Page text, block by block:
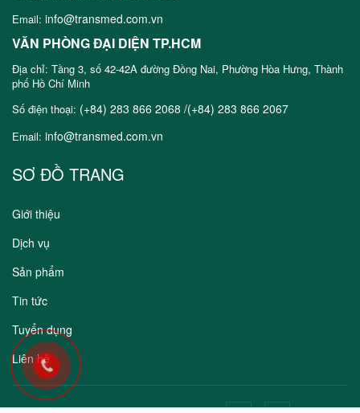
Email: info@transmed.com.vn
VĂN PHÒNG ĐẠI DIỆN TP.HCM
Địa chỉ: Tầng 3, số 42-42A đường Đồng Nai, Phường Hòa Hưng, Thành
phố Hồ Chí Minh
Số điện thoại: (+84) 283 866 2068 /(+84) 283 866 2067
Email: info@transmed.com.vn
SƠ ĐỒ TRANG
Giới thiệu
Dịch vụ
Sản phẩm
Tin tức
Tuyển dụng
Liên hệ